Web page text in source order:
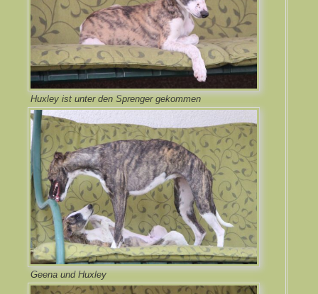
Huxley ist unter den Sprenger gekommen
Geena und Huxley